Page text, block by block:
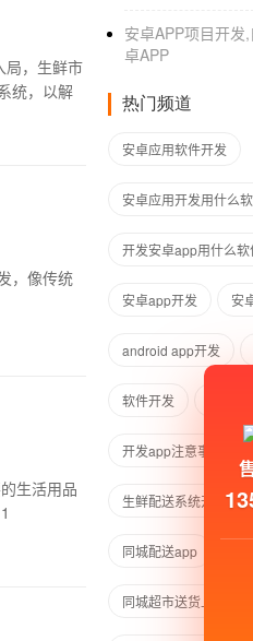
局，生鲜市
统，以解
，像传统
生活用品
都免费送货上门。那目前有哪些比较受欢迎的同城超市app呢？下面和应用公园小编一起来了解下。 1
安卓APP项目开发
卓APP
热门频道
安卓应用软件开发
安卓应用开发用什么
开发安卓app用什么软
安卓app开发 安
android app开发
软件开发
开发app注意事项
生鲜配送系统开发
同城配送app
同城超市送货上门软件